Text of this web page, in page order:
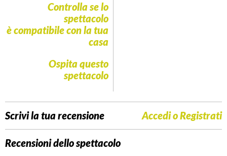
Controlla se lo
spettacolo
è compatibile con la tua
casa
Ospita questo
spettacolo
Scrivi la tua recensione Accedi o Registrati
Recensioni dello spettacolo